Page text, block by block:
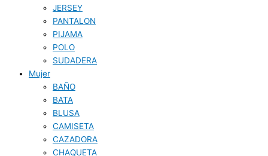
JERSEY
PANTALON
PIJAMA
POLO
SUDADERA
Mujer
BAÑO
BATA
BLUSA
CAMISETA
CAZADORA
CHAQUETA